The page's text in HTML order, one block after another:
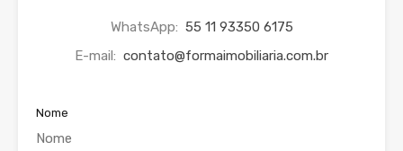
WhatsApp: 55 11 93350 6175
E-mail: contato@formaimobiliaria.com.br
Nome